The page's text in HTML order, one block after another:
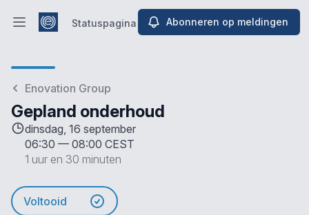
Hoofdmenu openen
Statuspagina Abonneren op meldingen
Enovation Group
Gepland onderhoud
dinsdag, 16 september
06:30 — 08:00 CEST
1 uur en 30 minuten
Voltooid